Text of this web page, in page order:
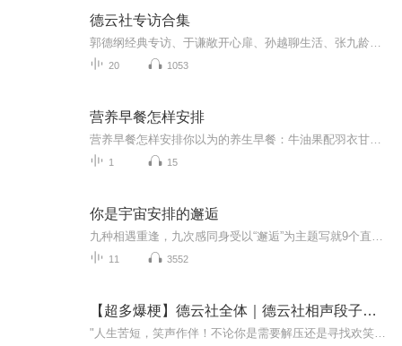
德云社专访合集
20 1053
营养早餐怎样安排
1 15
你是宇宙安排的邂逅
11 3552
【超多爆梗】德云社全体｜德云社相声段子精选